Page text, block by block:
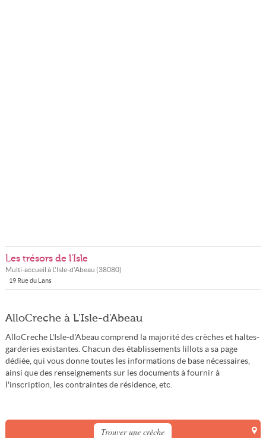
Les trésors de l'Isle
Multi-accueil à L'Isle-d'Abeau (38080)
19 Rue du Lans
AlloCreche à L'Isle-d'Abeau
AlloCreche L'Isle-d'Abeau comprend la majorité des crèches et haltes-
garderies existantes. Chacun des établissements lillots a sa page
dédiée, qui vous donne toutes les informations de base nécessaires,
ainsi que des renseignements sur les documents à fournir à
l'inscription, les contraintes de résidence, etc.
Trouver une crèche